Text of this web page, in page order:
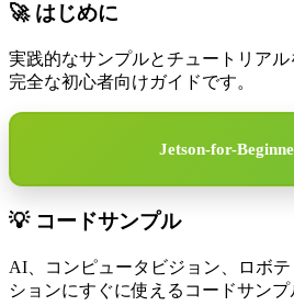
🚀 はじめに
実践的なサンプルとチュートリアル
完全な初心者向けガイドです。
Jetson-for-
💡 コードサンプル
AI、コンピュータビジョン、ロボ
ションにすぐに使えるコードサンプ